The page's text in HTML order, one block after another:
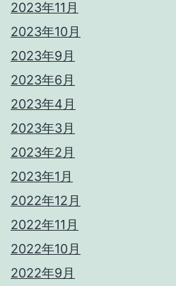
2023年11月
2023年10月
2023年9月
2023年6月
2023年4月
2023年3月
2023年2月
2023年1月
2022年12月
2022年11月
2022年10月
2022年9月